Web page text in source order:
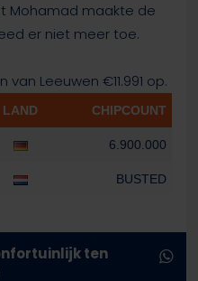
Mohamad maakte de
er niet meer toe.
Leeuwen €11.991 op.
LAND CHIPCOUNT
6.900.000
BUSTED
ten